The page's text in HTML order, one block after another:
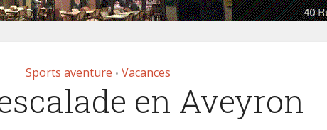
Sports aventure • Vacances
en Aveyron